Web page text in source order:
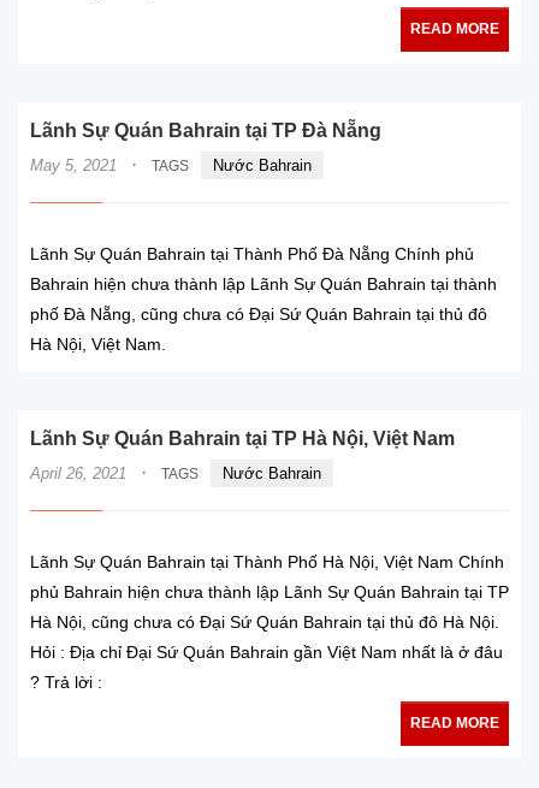
READ MORE
Lãnh Sự Quán Bahrain tại TP Đà Nẵng
May 5, 2021 · TAGS Nước Bahrain
Lãnh Sự Quán Bahrain tại Thành Phố Đà Nẵng Chính phủ
Bahrain hiện chưa thành lập Lãnh Sự Quán Bahrain tại thành
phố Đà Nẵng, cũng chưa có Đại Sứ Quán Bahrain tại thủ đô
Hà Nội, Việt Nam.
Lãnh Sự Quán Bahrain tại TP Hà Nội, Việt Nam
April 26, 2021 · TAGS Nước Bahrain
Lãnh Sự Quán Bahrain tại Thành Phố Hà Nội, Việt Nam Chính
phủ Bahrain hiện chưa thành lập Lãnh Sự Quán Bahrain tại TP
Hà Nội, cũng chưa có Đại Sứ Quán Bahrain tại thủ đô Hà Nội.
Hỏi : Địa chỉ Đại Sứ Quán Bahrain gần Việt Nam nhất là ở đâu
? Trả lời :
READ MORE